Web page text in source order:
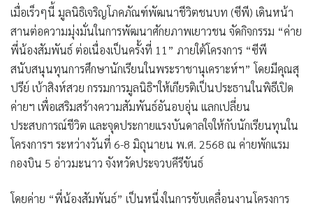
เมื่อเร็วๆนี้ มูลนิธิเจริญโภคภัณฑ์พัฒนาชีวิตชนบท (ซีพี) เดินหน้า
สานต่อความมุ่งมั่นในการพัฒนาศักยภาพเยาวชน จัดกิจกรรม “ค่าย
พี่น้องสัมพันธ์ ต่อเนื่องเป็นครั้งที่ 11” ภายใต้โครงการ “ซีพี
สนับสนุนทุนการศึกษานักเรียนในพระราชานุเคราะห์ฯ” โดยมีคุณสุ
ปรีย์ เบ้าสิงห์สวย กรรมการมูลนิธิฯให้เกียรติเป็นประธานในพิธีเปิด
ค่ายฯ เพื่อเสริมสร้างความสัมพันธ์อันอบอุ่น แลกเปลี่ยน
ประสบการณ์ชีวิต และจุดประกายแรงบันดาลใจให้กับนักเรียนทุนใน
โครงการฯ ระหว่างวันที่ 6-8 มิถุนายน พ.ศ. 2568 ณ ค่ายพักแรม
กองบิน 5 อ่าวมะนาว จังหวัดประจวบคีรีขันธ์
โดยค่าย “พี่น้องสัมพันธ์” เป็นหนึ่งในการขับเคลื่อนงานโครงการ